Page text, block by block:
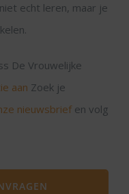
echt leren, maar je
De Vrouwelijke
aan Zoek je
nieuwsbriefen volg